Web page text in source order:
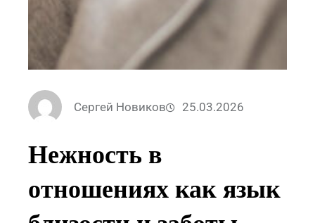
Сергей Новиков 25.03.2026
Нежность в
отношениях как язык